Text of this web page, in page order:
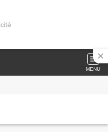
MENU